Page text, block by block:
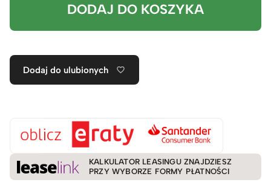
DODAJ DO KOSZYKA
Dodaj do ulubionych
KALKULATOR LEASINGU ZNAJDZIESZ
PRZY WYBORZE FORMY PŁATNOŚCI